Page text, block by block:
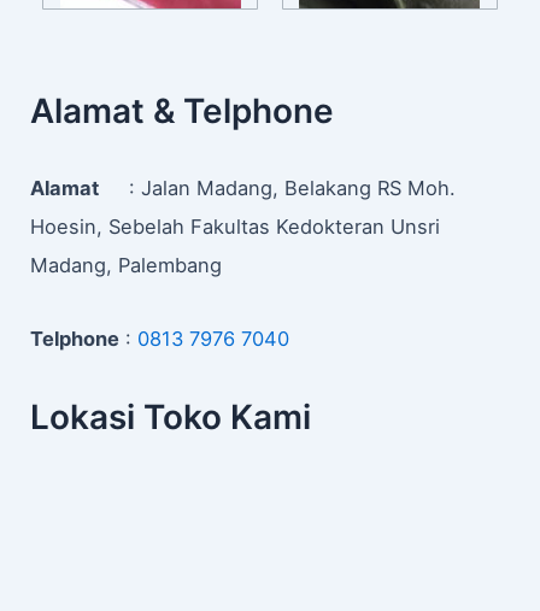
Alamat & Telphone
Alamat : Jalan Madang, Belakang RS Moh.
Hoesin, Sebelah Fakultas Kedokteran Unsri
Madang, Palembang
Telphone : 0813 7976 7040
Lokasi Toko Kami